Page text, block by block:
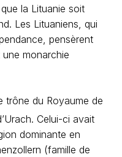
la Lituanie soit
Les Lituaniens, qui
pensèrent
monarchie
trône du Royaume de
Celui-ci avait
dominante en
(famille de